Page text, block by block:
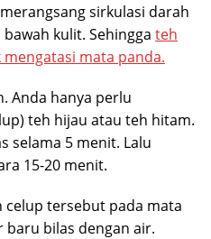
sirkulasi darah
kulit. Sehingga teh
mata panda.
Anda hanya perlu
teh hijau atau teh hitam.
selama 5 menit. Lalu
15-20 menit.
celup tersebut pada mata
baru bilas dengan air.